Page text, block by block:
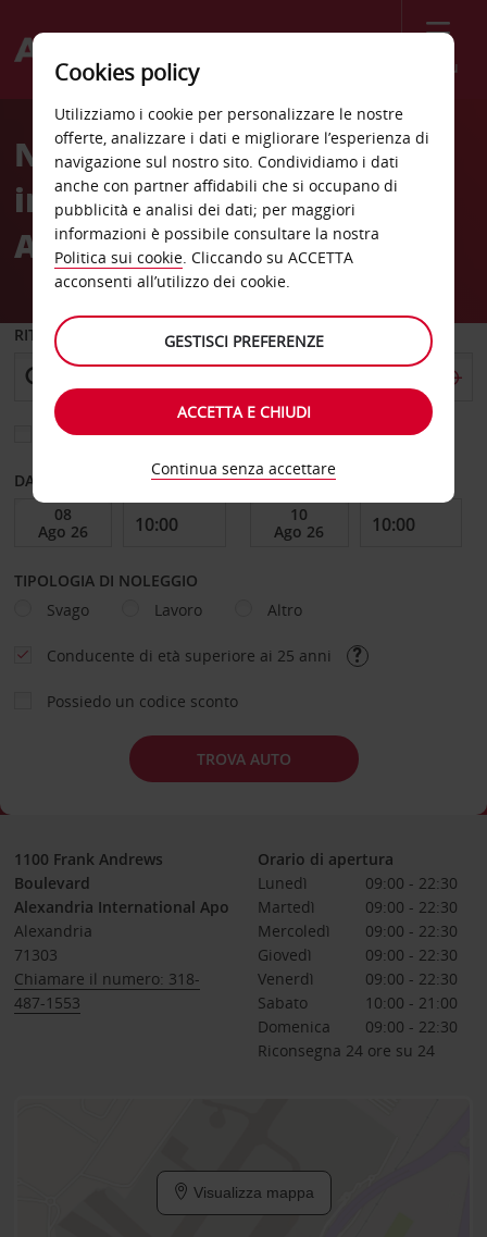
Menù
Welcome
AvisNoleggio auto aeroporto
internazionale di
Alexandria
RITIRO DA
Scegli una località di riconsegna diversa
DAL GIORNO AL GIORNO
TIPOLOGIA DI NOLEGGIO
Svago
Lavoro Altro
Conducente di età superiore ai 25 anni
Possiedo un codice sconto
TROVA AUTO
1100 Frank Andrews
Boulevard
Alexandria International Apo
Alexandria
71303
Chiamare il numero: 318-
487-1553
Orario di apertura
Lunedì
09:00 - 22:30
Martedì
09:00 - 22:30
Mercoledì
09:00 - 22:30
Giovedì
09:00 - 22:30
Venerdì
09:00 - 22:30
Sabato
10:00 - 21:00
Domenica
09:00 - 22:30
Riconsegna 24 ore su 24
Visualizza mappa
Cookies policy
Utilizziamo i cookie per personalizzare le nostre
offerte, analizzare i dati e migliorare l’esperienza di
navigazione sul nostro sito. Condividiamo i dati
anche con partner affidabili che si occupano di
pubblicità e analisi dei dati; per maggiori
informazioni è possibile consultare la nostra
Politica sui cookie. Cliccando su ACCETTA
acconsenti all’utilizzo dei cookie.
GESTISCI PREFERENZE
ACCETTA E CHIUDI
Continua senza accettare